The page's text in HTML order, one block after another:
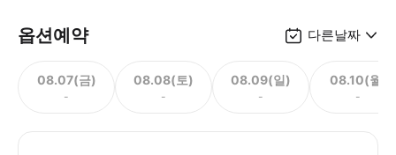
옵션예약 다른날짜
08.07(금)
-
08.08(토)
-
08.09(일)
-
08.10(월)
-